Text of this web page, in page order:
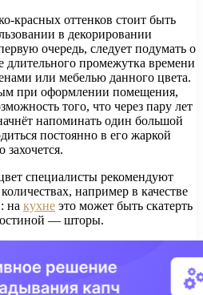
красных оттенков стоит быть
в декорировании
очередь, следует подумать о
длительного промежутка времени
или мебелью данного цвета.
при оформлении помещения,
того, что через пару лет
напоминать один большой
постоянно в его жаркой
захочется.
специалисты рекомендуют
например в качестве
на кухне это может быть скатерть
— шторы.